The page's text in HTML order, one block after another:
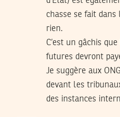
chasse se fait
rien.
C’est un gâchis
futures devront
Je suggère aux
devant les
des instances